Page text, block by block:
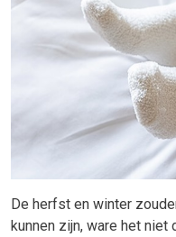
De herfst en winter
kunnen zijn, ware het